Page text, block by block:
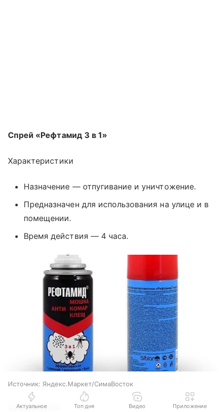
Спрей «Рефтамид 3 в 1»
Характеристики
Назначение — отпугивание и уничтожение.
Предназначен для использования на улице и в
помещении.
Время действия — 4 часа.
Источник: Яндекс.Маркет/СимаВосток
Особенности
Актуальное Топ дня Видео Приложение